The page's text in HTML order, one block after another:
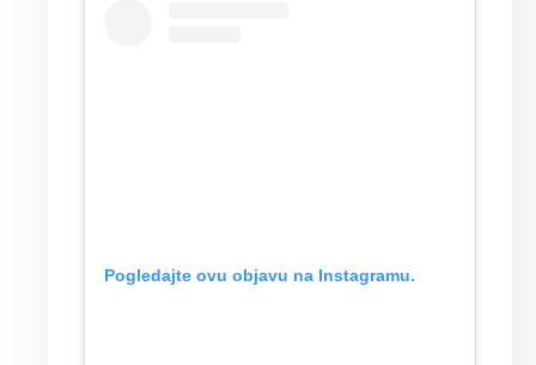
Pogledajte ovu objavu na Instagramu.